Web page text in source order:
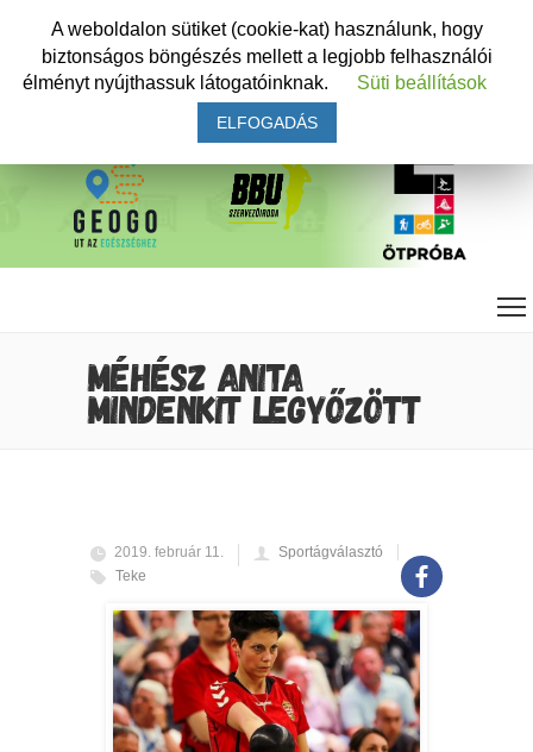
MÉHÉSZ ANITA
MINDENKIT LEGYŐZÖTT
2019. február 11.
Sportágválasztó
Teke
A weboldalon sütiket (cookie-kat) használunk, hogy
biztonságos böngészés mellett a legjobb felhasználói
élményt nyújthassuk látogatóinknak.
Süti beállítások
ELFOGADÁS